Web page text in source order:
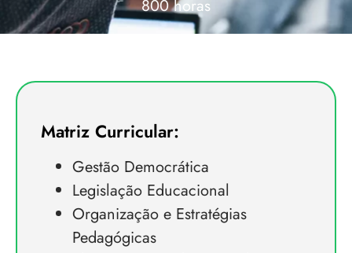
800 horas
Matriz Curricular:
Gestão Democrática
Legislação Educacional
Organização e Estratégias
Pedagógicas